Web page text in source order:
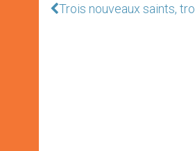
Trois nouveaux saints,